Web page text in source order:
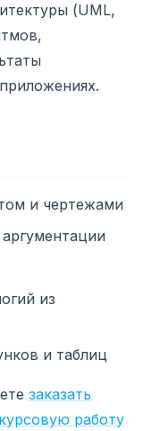
(UML,
и чертежами
из
и таблиц
заказать
работу